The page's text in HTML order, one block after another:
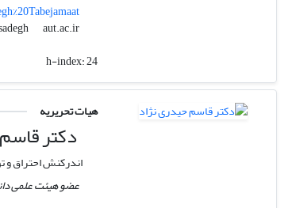
sadegh
aut.ac.ir
h-index:24
هیات تحریریه
دکتر
اندرکنش احتراق و
عضو هیئت علمی